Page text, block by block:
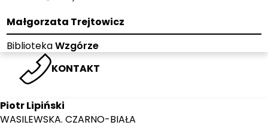
KONTAKT
Małgorzata Trejtowicz
BibliotekaWzgórze
Piotr Lipiński
WASILEWSKA. CZARNO-BIAŁA